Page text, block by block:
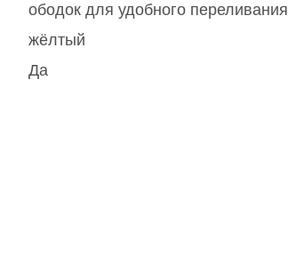
ободок для удобного переливания
жёлтый
Да